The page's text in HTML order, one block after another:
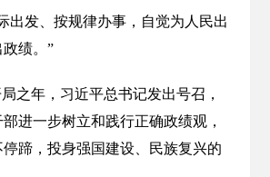
出发、按规律办事，自觉为人民出
绩。”
之年，习近平总书记发出号召，
进一步树立和践行正确政绩观，
蹄，投身强国建设、民族复兴的